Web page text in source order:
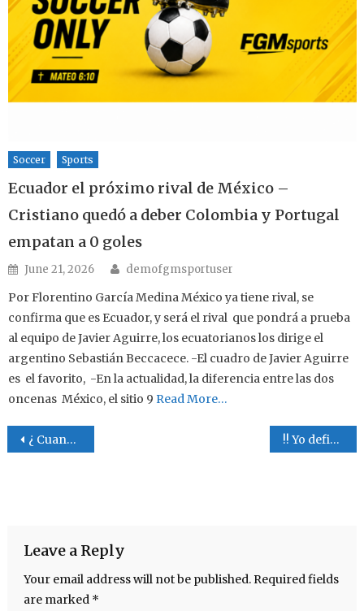
Soccer Sports
Ecuador el próximo rival de México –
Cristiano quedó a deber Colombia y Portugal
empatan a 0 goles
Posted on
June 21, 2026 Author
demofgmsportuser
Por Florentino García Medina México ya tiene rival, se
confirma que es Ecuador, y será el rival que pondrá a prueba
al equipo de Javier Aguirre, los ecuatorianos los dirige el
argentino Sebastián Beccacece. -El cuadro de Javier Aguirre
es el favorito, -En la actualidad, la diferencia entre las dos
oncenas México, el sitio 9 Read More…
Post navigation
¿ Cuando , y donde nació El Mesias ? !! Yo defiendo a mi hijo !!
Leave a Reply
Your email address will not be published. Required fields
are marked *